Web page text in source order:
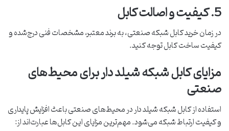
5. کیفیت و اصالت کابل
در زمان خرید کابل شبکه صنعتی، به برند معتبر، مشخصات فنی درج‌شده و
کیفیت ساخت کابل توجه کنید.
مزایای کابل شبکه شیلد دار برای محیط‌های
صنعتی
استفاده از کابل شبکه شیلد دار در محیط‌های صنعتی باعث افزایش پایداری
و کیفیت ارتباط شبکه می‌شود. مهم‌ترین مزایای این کابل‌ها عبارت‌اند از: